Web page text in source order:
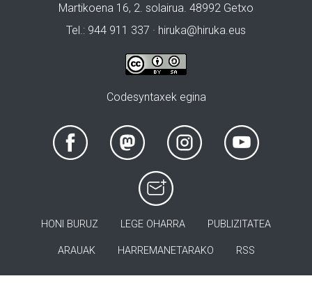
Martikoena 16, 2. solairua. 48992 Getxo
Tel.: 944 911 337 · hiruka@hiruka.eus
Codesyntaxek egina
HONI BURUZ LEGE OHARRA PUBLIZITATEA
ARAUAK HARREMANETARAKO RSS